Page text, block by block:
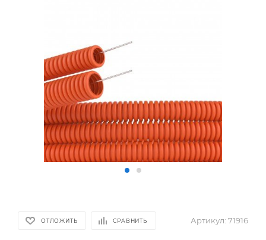
ОТЛОЖИТЬ СРАВНИТЬ Артикул: 71916